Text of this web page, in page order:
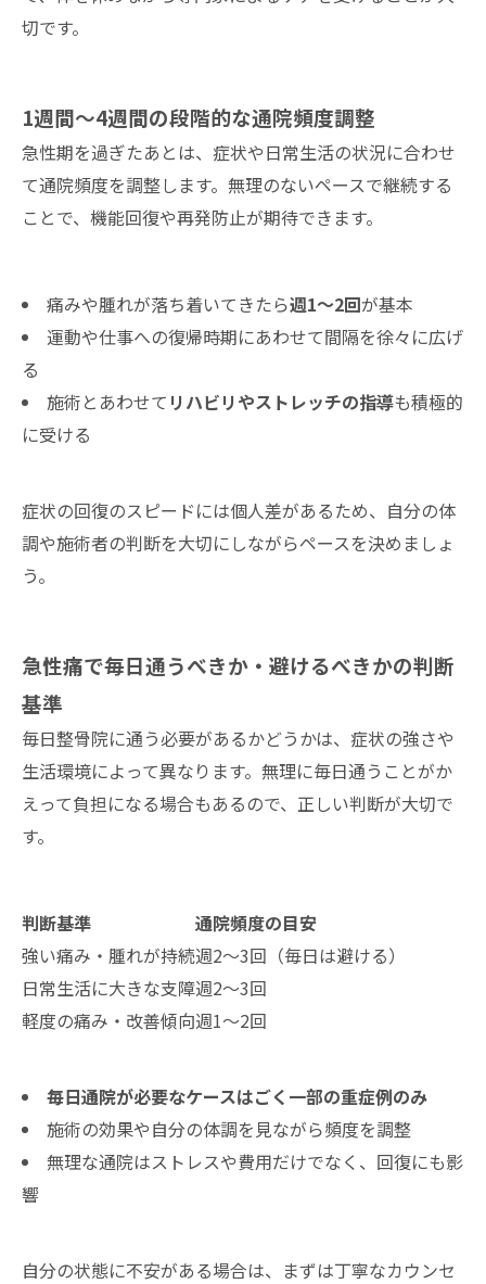
切です。
1週間～4週間の段階的な通院頻度調整
急性期を過ぎたあとは、症状や日常生活の状況に合わせ
て通院頻度を調整します。無理のないペースで継続する
ことで、機能回復や再発防止が期待できます。
痛みや腫れが落ち着いてきたら週1〜2回が基本
運動や仕事への復帰時期にあわせて間隔を徐々に広げ
る
施術とあわせて リハビリやストレッチの指導も積極的
に受ける
症状の回復のスピードには個人差があるため、自分の体
調や施術者の判断を大切にしながらペースを決めましょ
う。
急性痛で毎日通うべきか・避けるべきかの判断
基準
毎日整骨院に通う必要があるかどうかは、症状の強さや
生活環境によって異なります。無理に毎日通うことがか
えって負担になる場合もあるので、正しい判断が大切で
す。
判断基準
通院頻度の目安
強い痛み・腫れが持続週2〜3回（毎日は避ける）
日常生活に大きな支障週2〜3回
軽度の痛み・改善傾向週1〜2回
毎日通院が必要なケースはごく一部の重症例のみ
施術の効果や自分の体調を見ながら頻度を調整
無理な通院はストレスや費用だけでなく、回復にも影
響
自分の状態に不安がある場合は、まずは丁寧なカウンセ